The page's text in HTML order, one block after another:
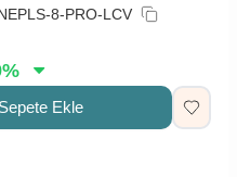
8-PRO-LCV
%
Sepete Ekle